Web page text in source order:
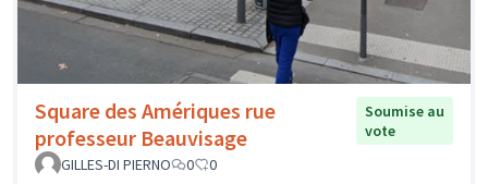
Square des Amériques rue
professeur Beauvisage
Soumise au
vote
GILLES-DI PIERNO
0 0